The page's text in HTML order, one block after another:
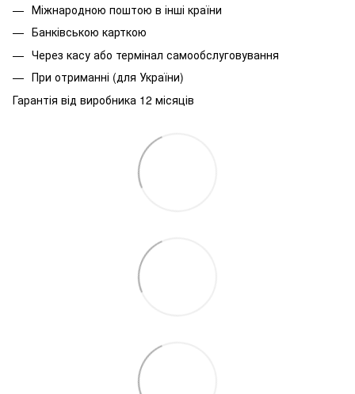
Міжнародною поштою в інші країни
Банківською карткою
Через касу або термінал самообслуговування
При отриманні (для України)
Гарантія від виробника 12 місяців